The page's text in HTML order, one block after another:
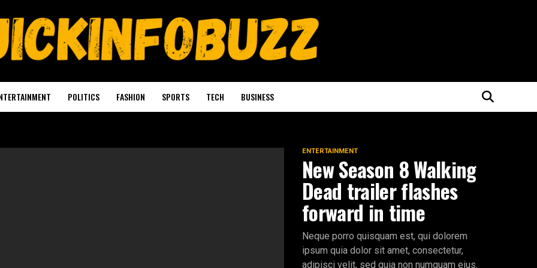
POLITICS FASHION SPORTS TECH BUSINESS
ENTERTAINMENT
New Season 8 Walking
Dead trailer flashes
forward in time
Neque porro quisquam est, qui dolorem
ipsum quia dolor sit amet, consectetur,
adipisci velit, sed quia non numquam eius.